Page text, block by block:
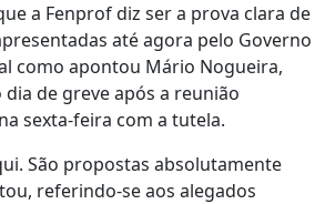
a Fenprof diz ser a prova clara de
até agora pelo Governo
como apontou Mário Nogueira,
de greve após a reunião
sexta-feira com a tutela.
São propostas absolutamente
referindo-se aos alegados